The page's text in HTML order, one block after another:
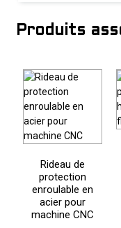
Produits
Rideau de
protection
enroulable en
acier pour
machine CNC